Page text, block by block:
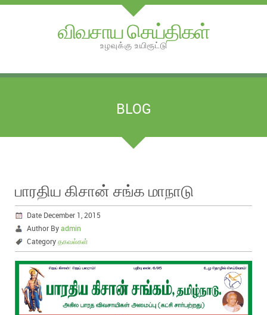
விவசாய செய்திகள்
உழவுக்கு உயிரூட்டு
BLOG
பாரதிய கிசான் சங்க மாநாடு
Date December 1, 2015
Author Byadmin
Categoryதகவல்கள்